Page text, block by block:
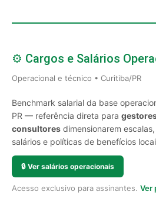
⚙️ Cargos e Salários
Operacional e técnico • Curitiba/PR
Benchmark salarial da base
PR — referência direta para
consultores dimensionarem
salários e políticas de benefícios
🔒 Ver salários operacionais
Acesso exclusivo para assinantes. Ver